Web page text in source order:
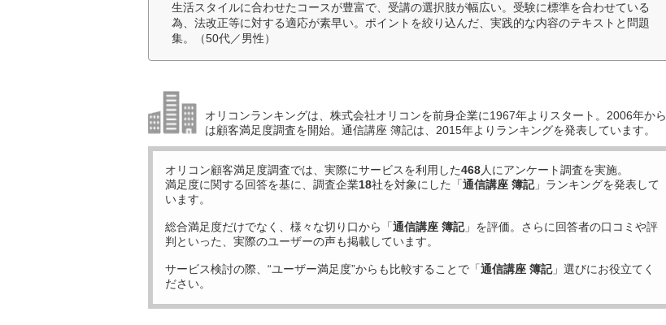
生活スタイルに合わせたコースが豊富で、受講の選択肢が幅広い。受験に標準を合わせている
為、法改正等に対する適応が素早い。ポイントを絞り込んだ、実践的な内容のテキストと問題
集。（50代／男性）
オリコンランキングは、株式会社オリコンを前身企業に1967年よりスタート。2006年から
は顧客満足度調査を開始。通信講座 簿記は、2015年よりランキングを発表しています。
オリコン顧客満足度調査では、実際にサービスを利用した468人にアンケート調査を実施。
満足度に関する回答を基に、調査企業18社を対象にした「通信講座 簿記」ランキングを発表して
います。
総合満足度だけでなく、様々な切り口から「通信講座 簿記」を評価。さらに回答者の口コミや評
判といった、実際のユーザーの声も掲載しています。
サービス検討の際、“ユーザー満足度”からも比較することで「通信講座 簿記」選びにお役立てく
ださい。